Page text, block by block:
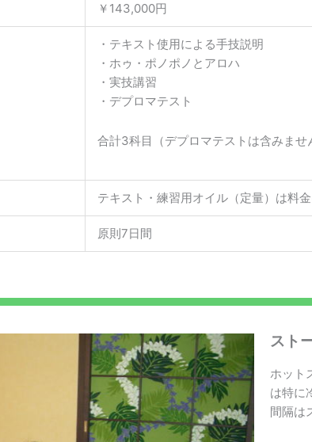
￥143,000円
・テキスト使用による手技説明
・ホゥ・ポノポノとアロハ
・実技講習
・デプロマテスト
合計3科目（デプロマテストは含みませ
テキスト・練習用オイル（定量）は料金
原則7日間
スト
ホット
は特に
間隔は